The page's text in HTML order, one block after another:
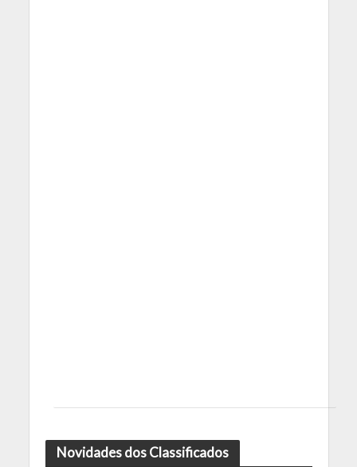
Novidades dos Classificados